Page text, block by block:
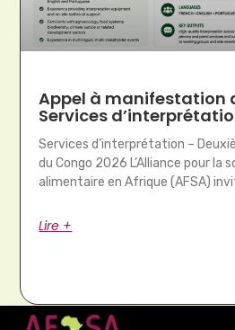
Appel à manifestation
Services
Services d’interprétation –
du Congo 2026 L’Alliance pour la
alimentaire en Afrique (AFSA)
Lire +